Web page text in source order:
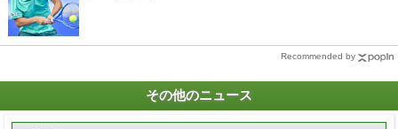
Recommended by
その他のニュース